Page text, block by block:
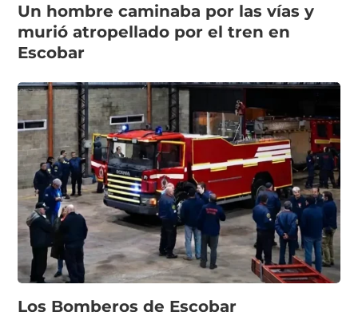
Un hombre caminaba por las vías y
murió atropellado por el tren en
Escobar
Los Bomberos de Escobar